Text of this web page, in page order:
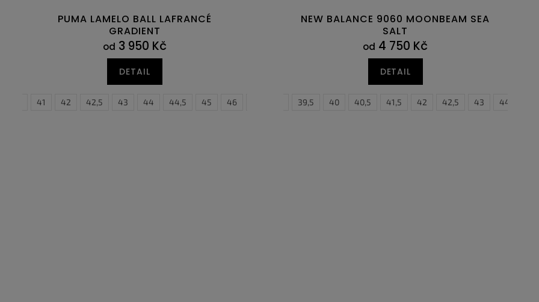
PUMA LAMELO BALL LAFRANCÉ
GRADIENT
od 3 950 Kč
DETAIL
41 42 42,5 43 44 44,5 45 46
NEW BALANCE 9060 MOONBEAM SEA
SALT
od 4 750 Kč
DETAIL
36 37,5 39,5 40 40,5 41,5 42 42,5 43 44